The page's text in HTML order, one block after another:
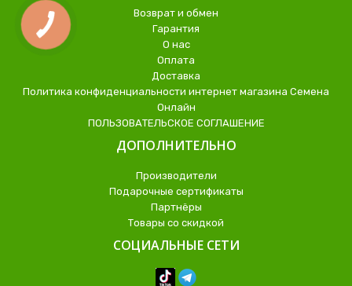
Возврат и обмен
Гарантия
О нас
Оплата
Доставка
Политика конфиденциальности интернет магазина Семена
Онлайн
ПОЛЬЗОВАТЕЛЬСКОЕ СОГЛАШЕНИЕ
ДОПОЛНИТЕЛЬНО
Производители
Подарочные сертификаты
Партнёры
Товары со скидкой
СОЦИАЛЬНЫЕ СЕТИ